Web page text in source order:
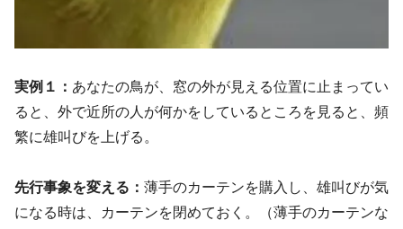
実例１： あなたの鳥が、窓の外が見える位置に止まってい
ると、外で近所の人が何かをしているところを見ると、頻
繁に雄叫びを上げる。
先行事象を変える： 薄手のカーテンを購入し、雄叫びが気
になる時は、カーテンを閉めておく。（薄手のカーテンな